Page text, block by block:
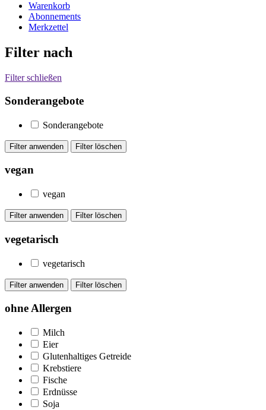
Warenkorb
Abonnements
Merkzettel
Filter nach
Filter schließen
Sonderangebote
Sonderangebote
vegan
vegan
vegetarisch
vegetarisch
ohne Allergen
Milch
Eier
Glutenhaltiges Getreide
Krebstiere
Fische
Erdnüsse
Soja